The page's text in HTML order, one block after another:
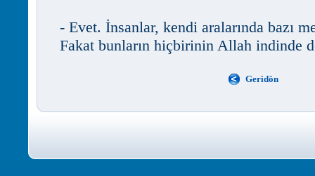
- Evet. İnsanlar, kendi aralarında bazı
Fakat bunların hiçbirinin Allah indinde
Geridön